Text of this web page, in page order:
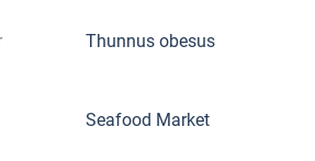
Thunnus obesus
Seafood Market